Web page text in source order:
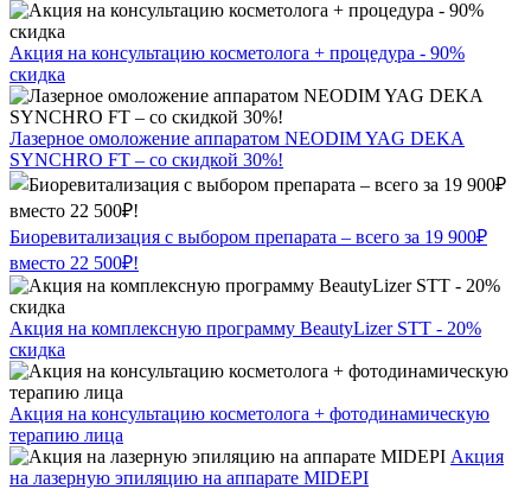
Акция на консультацию косметолога + процедура - 90%
скидка
Лазерное омоложение аппаратом NEODIM YAG DEKA
SYNCHRO FT – со скидкой 30%!
Биоревитализация с выбором препарата – всего за 19 900₽
вместо 22 500₽!
Акция на комплексную программу BeautyLizer STT - 20%
скидка
Акция на консультацию косметолога + фотодинамическую
терапию лица
Акция
на лазерную эпиляцию на аппарате MIDEPI